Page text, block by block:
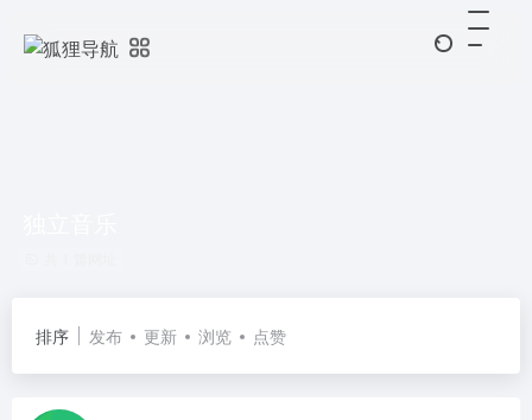
排序 发布 更新 浏览 点赞